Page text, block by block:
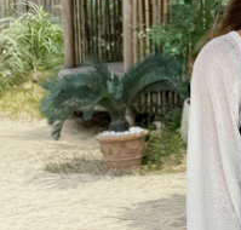
인플루언서 pick!
신상 5%
베스트
MADE